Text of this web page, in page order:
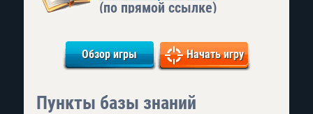
(по прямой ссылке)
Обзор игры Начать игру
Пункты базы знаний